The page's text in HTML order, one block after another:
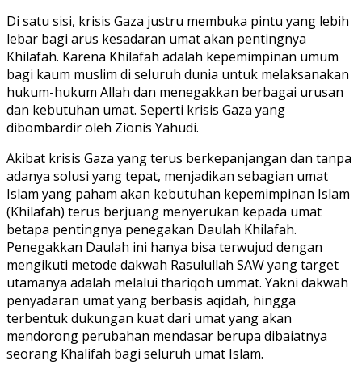
Di satu sisi, krisis Gaza justru membuka pintu yang lebih
lebar bagi arus kesadaran umat akan pentingnya
Khilafah. Karena Khilafah adalah kepemimpinan umum
bagi kaum muslim di seluruh dunia untuk melaksanakan
hukum-hukum Allah dan menegakkan berbagai urusan
dan kebutuhan umat. Seperti krisis Gaza yang
dibombardir oleh Zionis Yahudi.
Akibat krisis Gaza yang terus berkepanjangan dan tanpa
adanya solusi yang tepat, menjadikan sebagian umat
Islam yang paham akan kebutuhan kepemimpinan Islam
(Khilafah) terus berjuang menyerukan kepada umat
betapa pentingnya penegakan Daulah Khilafah.
Penegakkan Daulah ini hanya bisa terwujud dengan
mengikuti metode dakwah Rasulullah SAW yang target
utamanya adalah melalui thariqoh ummat. Yakni dakwah
penyadaran umat yang berbasis aqidah, hingga
terbentuk dukungan kuat dari umat yang akan
mendorong perubahan mendasar berupa dibaiatnya
seorang Khalifah bagi seluruh umat Islam.